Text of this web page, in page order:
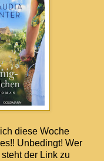
diese Woche
Unbedingt! Wer
der Link zu